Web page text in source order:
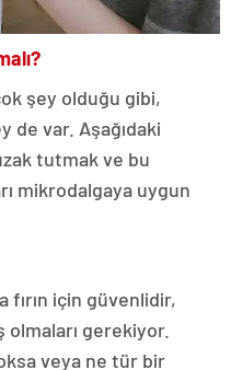
şey olduğu gibi,
de var. Aşağıdaki
tutmak ve bu
mikrodalgaya uygun
fırın için güvenlidir,
gerekiyor.
veya ne tür bir